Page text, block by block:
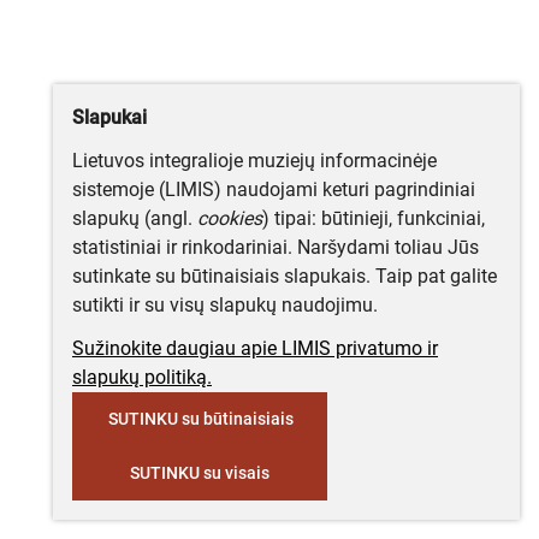
Slapukai
Lietuvos integralioje muziejų informacinėje
sistemoje (LIMIS) naudojami keturi pagrindiniai
slapukų (angl. cookies) tipai: būtinieji, funkciniai,
statistiniai ir rinkodariniai. Naršydami toliau Jūs
sutinkate su būtinaisiais slapukais. Taip pat galite
sutikti ir su visų slapukų naudojimu.
Sužinokite daugiau apie LIMIS privatumo ir
slapukų politiką.
SUTINKU su būtinaisiais
SUTINKU su visais